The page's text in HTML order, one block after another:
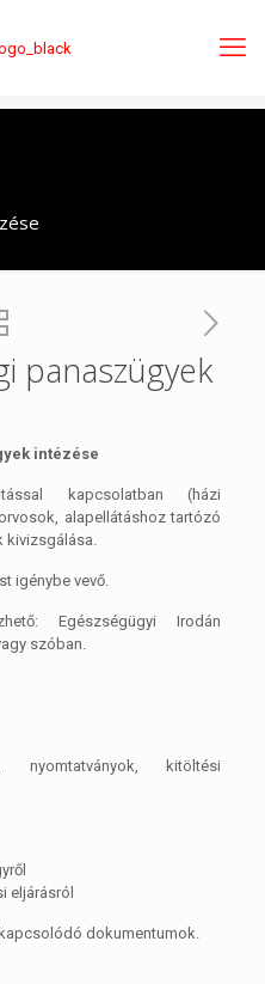
panaszügyek
intézése
kapcsolatban (házi
alapellátáshoz tartózó
kivizsgálása.
igénybe vevő.
Egészségügyi Irodán
szóban.
nyomtatványok, kitöltési
eljárásról
dokumentumok.